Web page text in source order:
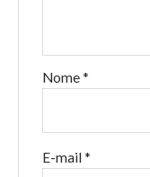
Nome *
E-mail *